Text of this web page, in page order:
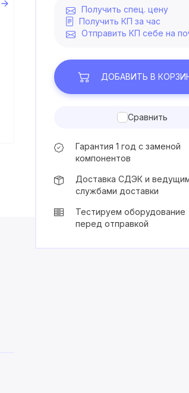
Получить спец. цену
Получить КП за час
Отправить КП себе на
ДОБАВИТЬ В
Сравнить
Гарантия 1 год с заменой
компонентов
Доставка СДЭК и
службами доставки
Тестируем оборудование
перед отправкой